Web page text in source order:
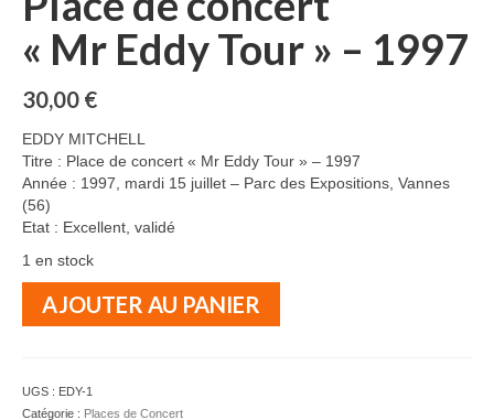
« Mr Eddy Tour » – 1997
30,00 €
EDDY MITCHELL
Titre : Place de concert « Mr Eddy Tour » – 1997
Année : 1997, mardi 15 juillet – Parc des Expositions, Vannes
(56)
Etat : Excellent, validé
1 en stock
AJOUTER AU PANIER
UGS : EDY-1
Catégorie : Places de Concert